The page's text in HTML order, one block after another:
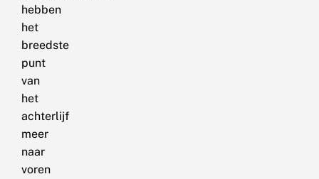
hebben
het
breedste
punt
van
het
achterlijf
meer
naar
voren